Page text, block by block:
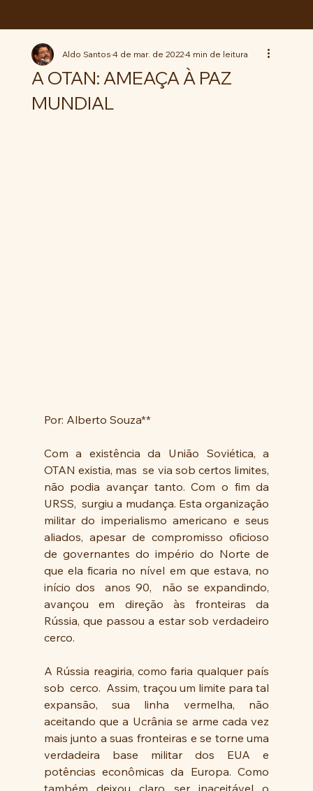
A OTAN: AMEAÇA À PAZ
MUNDIAL
Aldo Santos4 de mar. de 20224 min de leitura
Por: Alberto Souza**
Com a existência da União Soviética, a
OTAN existia, mas  se via sob certos limites,
não podia avançar tanto. Com o fim da
URSS,  surgiu a mudança. Esta organização
militar do imperialismo americano e seus
aliados, apesar de compromisso oficioso
de governantes do império do Norte de
que ela ficaria no nível em que estava, no
início dos  anos 90,  não se expandindo,
avançou em direção às fronteiras da
Rússia, que passou a estar sob verdadeiro
cerco.
A Rússia reagiria, como faria qualquer país
sob  cerco.  Assim, traçou um limite para tal
expansão, sua linha vermelha, não
aceitando que a Ucrânia se arme cada vez
mais junto a suas fronteiras e se torne uma
verdadeira base militar dos EUA e
potências econômicas da Europa. Como